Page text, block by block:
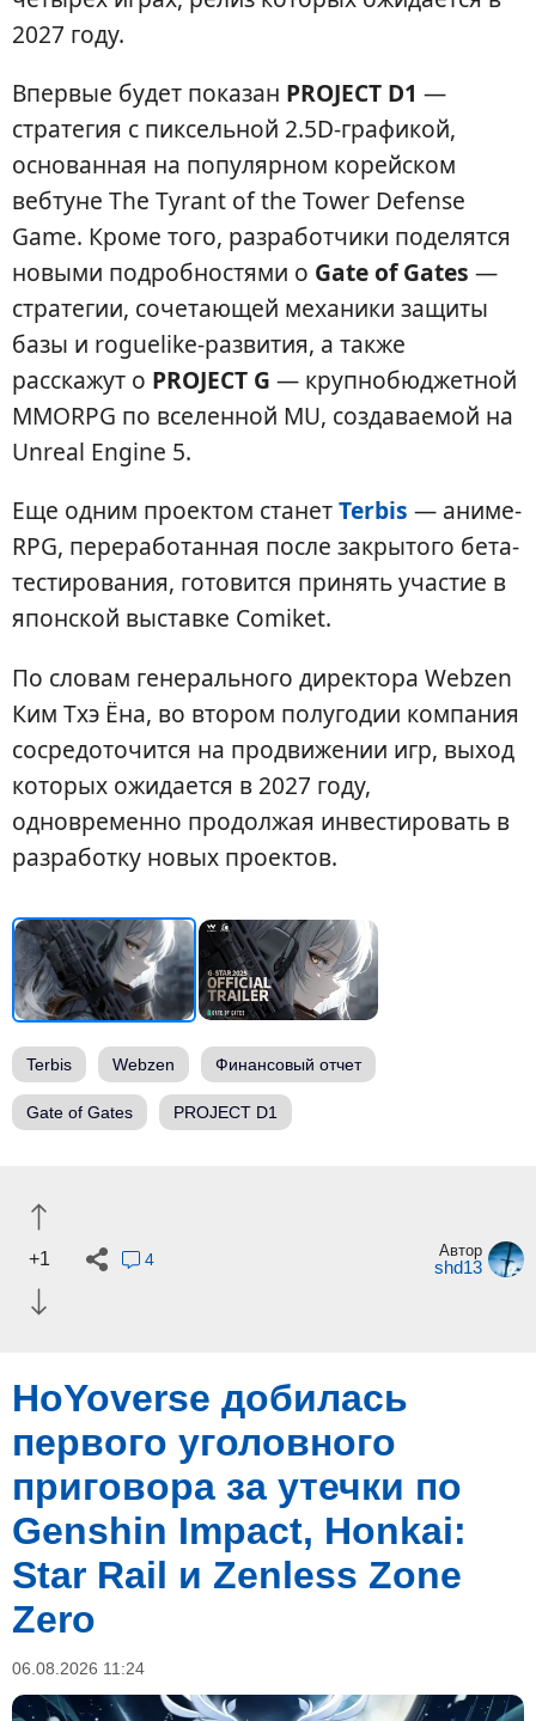
2027 году.
Впервые будет показан PROJECT D1 —
стратегия с пиксельной 2.5D-графикой,
основанная на популярном корейском
вебтуне The Tyrant of the Tower Defense
Game. Кроме того, разработчики поделятся
новыми подробностями о Gate of Gates —
стратегии, сочетающей механики защиты
базы и roguelike-развития, а также
расскажут о PROJECT G — крупнобюджетной
MMORPG по вселенной MU, создаваемой на
Unreal Engine 5.
Еще одним проектом станетTerbis — аниме-
RPG, переработанная после закрытого бета-
тестирования, готовится принять участие в
японской выставке Comiket.
По словам генерального директора Webzen
Ким Тхэ Ёна, во втором полугодии компания
сосредоточится на продвижении игр, выход
которых ожидается в 2027 году,
одновременно продолжая инвестировать в
разработку новых проектов.
Terbis Webzen Финансовый отчет
Gate of Gates PROJECT D1
+1 4 Автор
shd13
HoYoverse добилась
первого уголовного
приговора за утечки по
Genshin Impact, Honkai:
Star Rail и Zenless Zone
Zero
06.08.2026 11:24